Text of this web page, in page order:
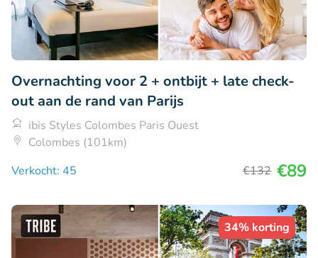
Overnachting voor 2 + ontbijt + late check-
out aan de rand van Parijs
ibis Styles Colombes Paris Ouest
Colombes (101km)
Verkocht: 45
€132 €89
34% korting